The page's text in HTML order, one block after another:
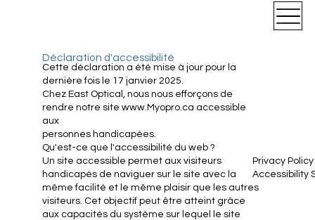
Cette déclaration a été mise à jour pour la
dernière fois le 17 janvier 2025.
Chez East Optical, nous nous efforçons de
rendre notre site www.Myopro.ca accessible
aux
personnes handicapées.
Qu'est-ce que l'accessibilité du web ?
Un site accessible permet aux visiteurs
handicapés de naviguer sur le site avec la
même facilité et le même plaisir que les autres
visiteurs. Cet objectif peut être atteint grâce
aux capacités du système sur lequel le site
Home
MyoPro®?
Déclaration d'accessibilité
Privacy Policy
Accessibility